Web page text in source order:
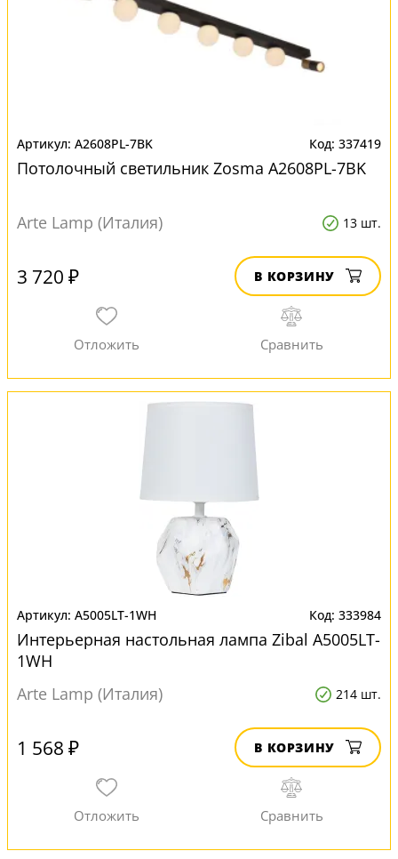
A2608PL-7BK 337419
Потолочный светильник Zosma A2608PL-7BK
Arte Lamp (Италия) 13 шт.
3 720 ₽ В КОРЗИНУ
A5005LT-1WH 333984
Интерьерная настольная лампа Zibal A5005LT-
1WH
Arte Lamp (Италия)
214 шт.
1 568 ₽ В КОРЗИНУ